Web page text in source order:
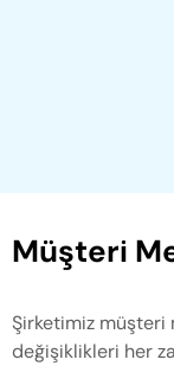
Müşteri
Şirketimiz müşteri
değişiklikleri her